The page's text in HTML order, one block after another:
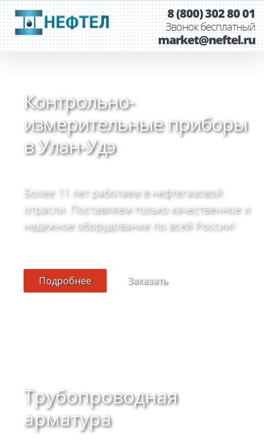
8 (800) 302 80 01
Звонок бесплатный
market@neftel.ru
Контрольно-
измерительные приборы
в Улан-Удэ
Более 11 лет работаем в нефтегазовой
отрасли. Поставляем только качественное и
надежное оборудование по всей России!
Подробнее Заказать
Трубопроводная
арматура